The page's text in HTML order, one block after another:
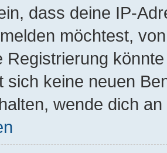
dass deine IP-
möchtest,
Registrierung
sich keine neuen
wende dich